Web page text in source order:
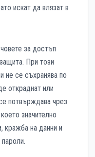
искат да влязат в
за достъп
При този
не се съхранява по
откраднат или
потвърждава чрез
значително
кражба на данни и